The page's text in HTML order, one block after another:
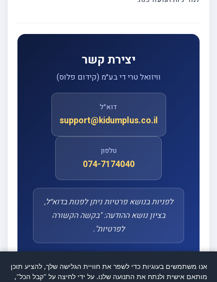
יצירת קשר
וויזואל טרי די בע״מ (קידום פלוס)
דוא״ל
support@kidumplus.co.il
טלפון
074-7174040
לפניות בנושא פרטיות ניתן לפנות בדוא״ל,
בציון נושא ההודעה: "בקשה הקשורה
לפרטיות".
מסמך זה נערך בהתאם לחוק הגנת הפרטיות, התשמ״א–1981
אנו משתמשים בעוגיות כדי לשפר את חוויית הגלישה שלך, להציע תוכן
מותאם אישית ולנתח את התנועה שלנו. על ידי לחיצה על "קבל הכל",